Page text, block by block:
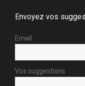
Envoyez vos
Email
Vos suggestions